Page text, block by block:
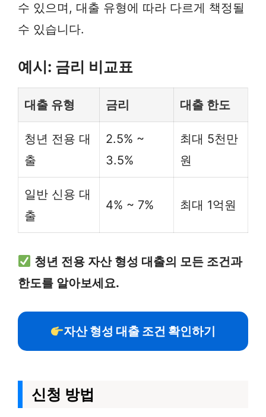
수 있으며, 대출 유형에 따라 다르게 책정될
수 있습니다.
예시: 금리 비교표
대출 유형 금리 대출 한도
청년 전용 대
출
2.5% ~
3.5%
최대 5천만
원
일반 신용 대
출
4% ~ 7% 최대 1억원
청년 전용 자산 형성 대출의 모든 조건과
한도를 알아보세요.
자산 형성 대출 조건 확인하기
신청 방법